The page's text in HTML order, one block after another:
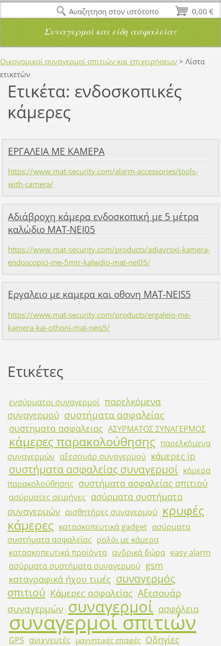
Συναγερμοί και είδη ασφαλείας
Οικονομικοί συναγερμοί σπιτιών και επιχειρήσεων > Λίστα
ετικετών
Ετικέτα: ενδοσκοπικές
κάμερες
ΕΡΓΑΛΕΙΑ ΜΕ ΚΑΜΕΡΑ
https://www.mat-security.com/alarm-accessories/tools-
with-camera/
Αδιάβροχη κάμερα ενδοσκοπική με 5 μέτρα
καλώδιο MAT-NEI05
https://www.mat-security.com/products/adiavroxi-kamera-
endoscopici-me-5mtr-kalwdio-mat-nei05/
Εργαλειο με καμερα και οθονη MAT-NEIS5
https://www.mat-security.com/products/ergaleio-me-
kamera-kai-othoni-mat-neis5/
Ετικέτες
ενσύρματοι συναγερμοί παρελκόμενα
συναγερμού συστήματα ασφαλείας
συστηματα ασφαλειας ΑΣΥΡΜΑΤΟΣ ΣΥΝΑΓΕΡΜΟΣ
κάμερες παρακολούθησης παρελκόμενα
συναγερμών αξεσουάρ συναγερμού κάμερες ip
συστήματα ασφαλείας συναγερμοί κάμερα
παρακολούθησης συστήματα ασφαλείας σπιτιού
ασύρματες σειρήνες ασύρματα συστήματα
συναγερμών αισθητήρες συναγερμού κρυφές
κάμερες κατασκοπευτικά gadget ασύρματα
συστήματα ασφαλείας ρολόι με κάμερα
κατασκοπευτικά προϊόντα ανδρικά δώρα easy alarm
ασύρματα συστήματα συναγερμού gsm
καταγραφικά ήχου τιμές συναγερμός
σπιτιού Κάμερες ασφαλείας Αξεσουάρ
συναγερμών συναγερμοί ασφάλεια
συναγερμοί σπιτιών
GPS ανιχνευτές μαγνητικές επαφές Οδηγίες
0,00 €
Αναζητηση στον ιστότοπο